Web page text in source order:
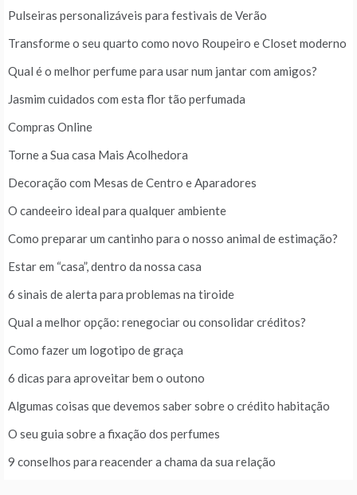
Pulseiras personalizáveis para festivais de Verão
Transforme o seu quarto como novo Roupeiro e Closet moderno
Qual é o melhor perfume para usar num jantar com amigos?
Jasmim cuidados com esta flor tão perfumada
Compras Online
Torne a Sua casa Mais Acolhedora
Decoração com Mesas de Centro e Aparadores
O candeeiro ideal para qualquer ambiente
Como preparar um cantinho para o nosso animal de estimação?
Estar em “casa”, dentro da nossa casa
6 sinais de alerta para problemas na tiroide
Qual a melhor opção: renegociar ou consolidar créditos?
Como fazer um logotipo de graça
6 dicas para aproveitar bem o outono
Algumas coisas que devemos saber sobre o crédito habitação
O seu guia sobre a fixação dos perfumes
9 conselhos para reacender a chama da sua relação